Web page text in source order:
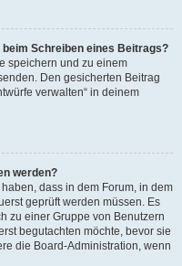
Schreiben eines Beitrags?
speichern und zu einem
Den gesicherten Beitrag
verwalten“ in deinem
werden?
dass in dem Forum, in dem
geprüft werden müssen. Es
zu einer Gruppe von Benutzern
begutachten möchte, bevor sie
die Board-Administration, wenn